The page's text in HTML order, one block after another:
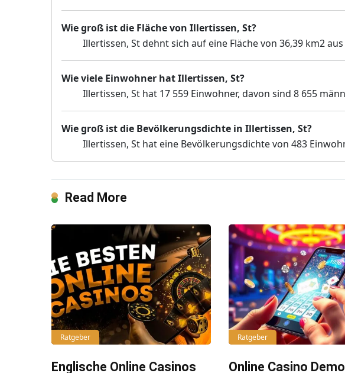
Wie groß ist die Fläche von Illertissen, St?
Illertissen, St dehnt sich auf eine Fläche von 36,39 km2 aus
Wie viele Einwohner hat Illertissen, St?
Illertissen, St hat 17 559 Einwohner, davon sind 8 655
Wie groß ist die Bevölkerungsdichte in Illertissen, St?
Illertissen, St hat eine Bevölkerungsdichte von 483
Read More
Ratgeber
Englische Online Casinos
Ratgeber
Online Casino Demo